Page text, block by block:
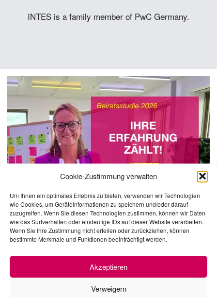
Cookie-Zustimmung verwalten
Um Ihnen ein optimales Erlebnis zu bieten, verwenden wir Technologien
wie Cookies, um Geräteinformationen zu speichern und/oder darauf
zuzugreifen. Wenn Sie diesen Technologien zustimmen, können wir Daten
wie das Surfverhalten oder eindeutige IDs auf dieser Website verarbeiten.
Wenn Sie Ihre Zustimmung nicht erteilen oder zurückziehen, können
bestimmte Merkmale und Funktionen beeinträchtigt werden.
Akzeptieren
Verweigern
INTES is a family member of PwC Germany.